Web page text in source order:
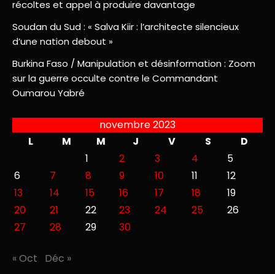
récoltes et appel à produire davantage
Soudan du Sud : « Salva Kiir : l’architecte silencieux
d’une nation debout »
Burkina Faso / Manipulation et désinformation : Zoom
sur la guerre occulte contre le Commandant
Oumarou Yabré
novembre 2023
L
M M J V S
D
1
2 3 4
5
6
7 8 9 10 11
12
13
14 15 16 17 18
19
20
21 22 23 24 25
26
27
28 29 30
« Oct Déc »